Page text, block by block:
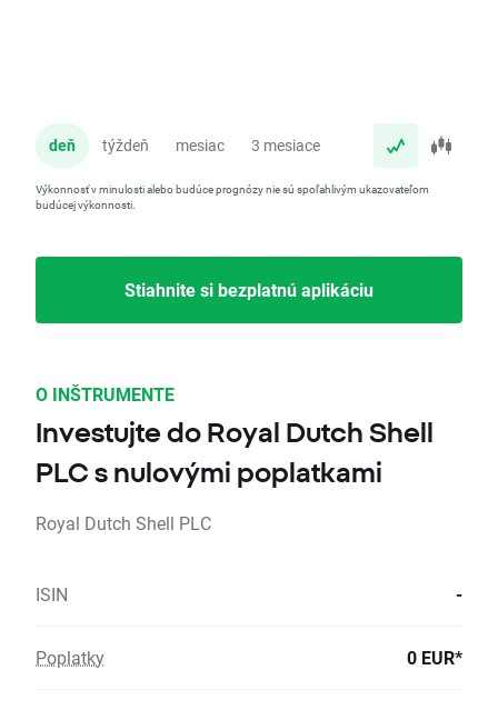
deň týždeň mesiac 3 mesiace
Výkonnosť v minulosti alebo budúce prognózy nie sú spoľahlivým ukazovateľom
budúcej výkonnosti.
Stiahnite si bezplatnú aplikáciu
O INŠTRUMENTE
Investujte do Royal Dutch Shell
PLC s nulovými poplatkami
Royal Dutch Shell PLC
ISIN -
Poplatky 0 EUR*